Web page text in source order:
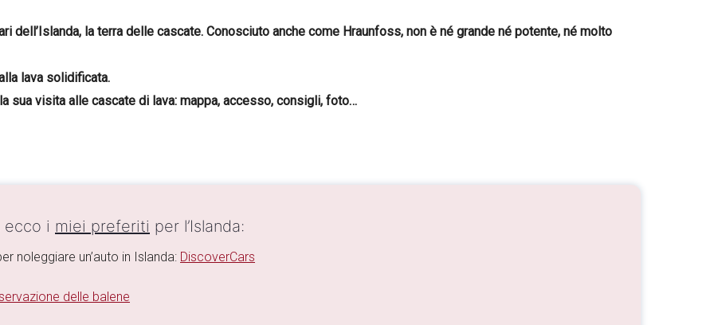
dell’Islanda, la terra delle cascate. Conosciuto anche come Hraunfoss, non è né grande né potente, né molto
lava solidificata.
sua visita alle cascate di lava: mappa, accesso, consigli, foto…
ecco i miei preferiti per l’Islanda:
noleggiare un’auto in Islanda: DiscoverCars
delle balene